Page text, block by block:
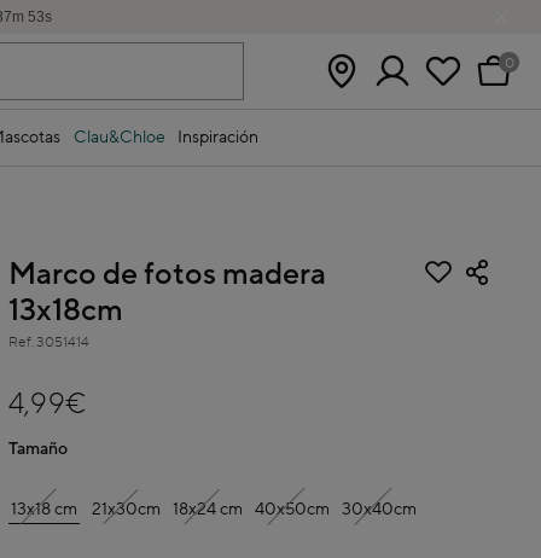
m 53s
0
Clau&Chloe Inspiración
Marco de fotos madera
13x18cm
Ref. 3051414
4,99€
Tamaño
13x18 cm 21x30cm 18x24 cm 40x50cm 30x40cm